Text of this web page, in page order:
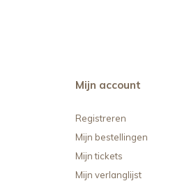
Mijn account
Registreren
Mijn bestellingen
Mijn tickets
Mijn verlanglijst